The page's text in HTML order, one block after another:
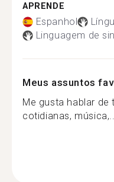
APRENDE
Espanhol
Linguagem de
Meus assuntos
Me gusta hablar de
cotidianas,